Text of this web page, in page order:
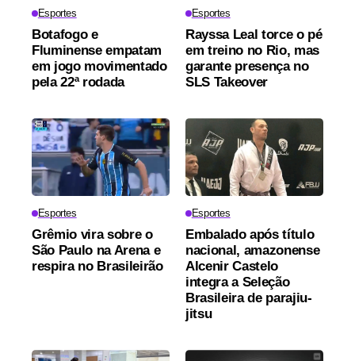
Esportes
Botafogo e
Fluminense empatam
em jogo movimentado
pela 22ª rodada
Esportes
Rayssa Leal torce o pé
em treino no Rio, mas
garante presença no
SLS Takeover
Esportes
Grêmio vira sobre o
São Paulo na Arena e
respira no Brasileirão
Esportes
Embalado após título
nacional, amazonense
Alcenir Castelo
integra a Seleção
Brasileira de parajiu-
jitsu